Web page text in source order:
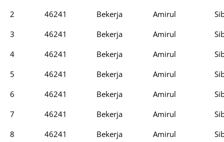
2
46241 Bekerja Amirul
3
46241 Bekerja Amirul
4
46241 Bekerja Amirul
5
46241 Bekerja Amirul
6
46241 Bekerja Amirul
7
46241 Bekerja Amirul
8
46241 Bekerja Amirul